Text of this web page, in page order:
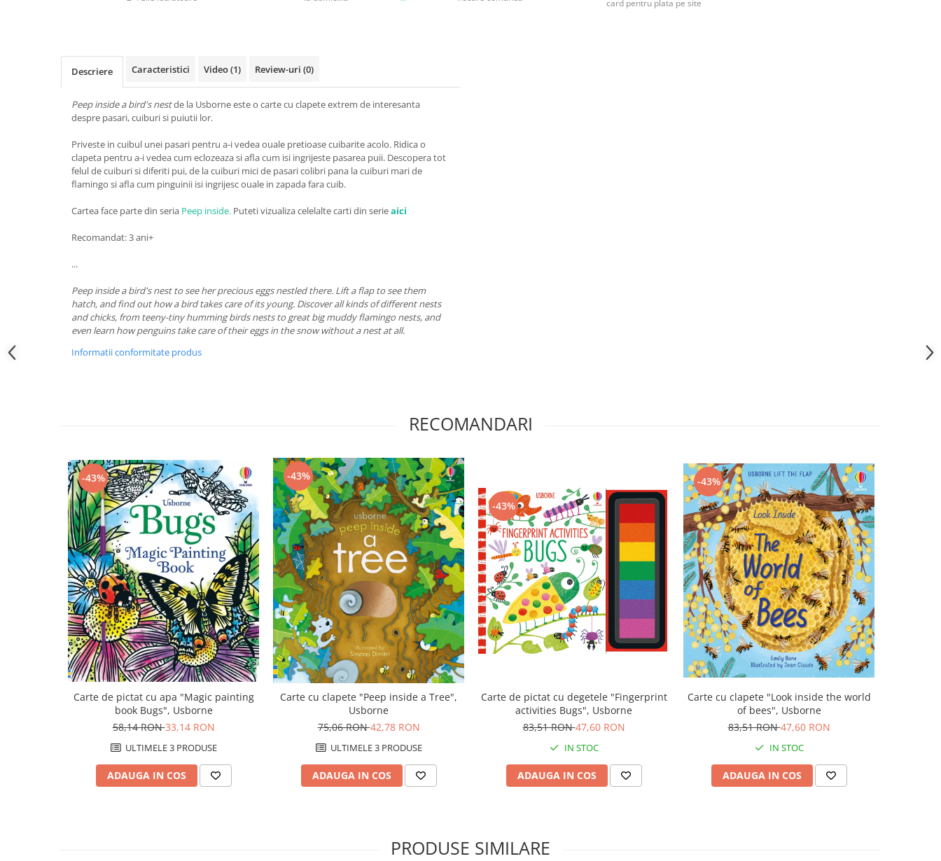
card pentru plata pe site
Descriere Caracteristici Video(1) Review-uri (0)
Peep inside a bird's nestde la Usborne este o carte cu clapete extrem de interesanta
despre pasari, cuiburi si puiutii lor.
Priveste in cuibul unei pasari pentru a-i vedea ouale pretioase cuibarite acolo. Ridica o
clapeta pentru a-i vedea cum eclozeaza si afla cum isi ingrijeste pasarea puii. Descopera tot
felul de cuiburi si diferiti pui, de la cuiburi mici de pasari colibri pana la cuiburi mari de
flamingo si afla cum pinguinii isi ingrijesc ouale in zapada fara cuib.
Cartea face parte din seria Peep inside. Puteti vizualiza celelalte carti din serieaici
Recomandat: 3 ani+
...
Peep inside a bird's nest to see her precious eggs nestled there. Lift a flap to see them
hatch, and find out how a bird takes care of its young. Discover all kinds of different nests
and chicks, from teeny-tiny humming birds nests to great big muddy flamingo nests, and
even learn how penguins take care of their eggs in the snow without a nest at all.
Informatii conformitate produs
RECOMANDARI
-43%
Carte de pictat cu apa "Magic painting
book Bugs", Usborne
58,14 RON33,14 RON
ULTIMELE 3 PRODUSE
ADAUGA IN COS
-43%
Carte cu clapete "Peep inside a Tree",
Usborne
75,06 RON42,78 RON
ULTIMELE 3 PRODUSE
ADAUGA IN COS
-43%
Carte de pictat cu degetele "Fingerprint
activities Bugs", Usborne
83,51 RON47,60 RON
IN STOC
ADAUGA IN COS
-43%
Carte cu clapete "Look inside the world
of bees", Usborne
83,51 RON47,60 RON
IN STOC
ADAUGA IN COS
PRODUSE SIMILARE